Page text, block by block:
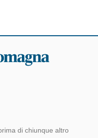
di chiunque altro